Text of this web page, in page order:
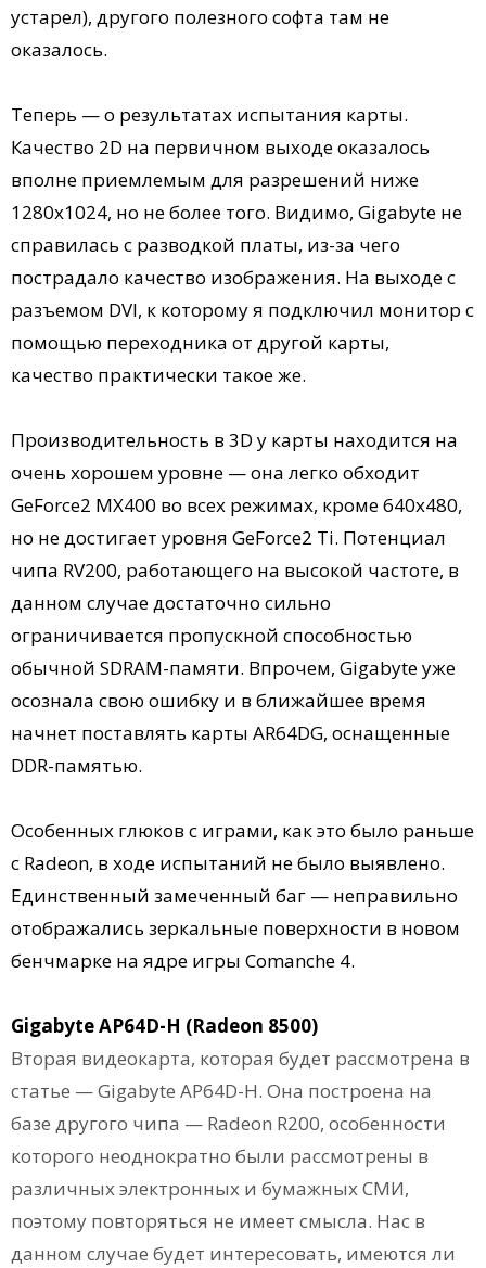
устарел), другого полезного софта там не
оказалось.
Теперь — о результатах испытания карты.
Качество 2D на первичном выходе оказалось
вполне приемлемым для разрешений ниже
1280х1024, но не более того. Видимо, Gigabyte не
справилась с разводкой платы, из-за чего
пострадало качество изображения. На выходе с
разъемом DVI, к которому я подключил монитор с
помощью переходника от другой карты,
качество практически такое же.
Производительность в 3D у карты находится на
очень хорошем уровне — она легко обходит
GeForce2 MX400 во всех режимах, кроме 640х480,
но не достигает уровня GeForce2 Ti. Потенциал
чипа RV200, работающего на высокой частоте, в
данном случае достаточно сильно
ограничивается пропускной способностью
обычной SDRAM-памяти. Впрочем, Gigabyte уже
осознала свою ошибку и в ближайшее время
начнет поставлять карты AR64DG, оснащенные
DDR-памятью.
Особенных глюков с играми, как это было раньше
с Radeon, в ходе испытаний не было выявлено.
Единственный замеченный баг — неправильно
отображались зеркальные поверхности в новом
бенчмарке на ядре игры Comanche 4.
Gigabyte AP64D-H (Radeon 8500)
Вторая видеокарта, которая будет рассмотрена в
статье — Gigabyte AP64D-H. Она построена на
базе другого чипа — Radeon R200, особенности
которого неоднократно были рассмотрены в
различных электронных и бумажных СМИ,
поэтому повторяться не имеет смысла. Нас в
данном случае будет интересовать, имеются ли